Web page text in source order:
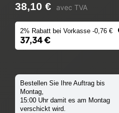
38,10 € avec TVA
2% Rabatt bei Vorkasse -0,76 €
37,34 €
Bestellen Sie Ihre Auftrag bis
Montag,
15:00 Uhr damit es am Montag
verschickt wird.